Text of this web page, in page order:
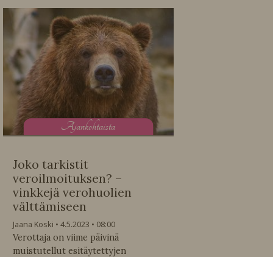
Ajankohtaista
Joko tarkistit
veroilmoituksen? –
vinkkejä verohuolien
välttämiseen
Jaana Koski 4.5.2023
08:00
Verottaja on viime päivinä
muistutellut esitäytettyjen